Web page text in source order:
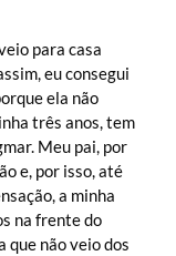
para casa
eu consegui
ela não
três anos, tem
Meu pai, por
e, por isso, até
a minha
na frente do
que não veio dos